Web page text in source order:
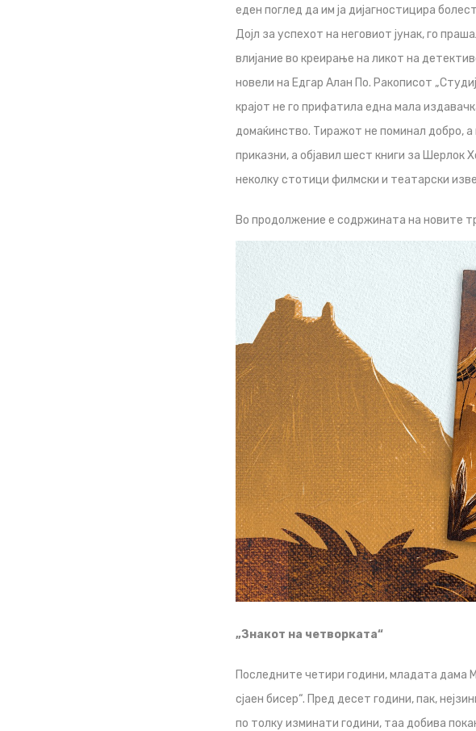
еден поглед да им ја дијагностицира
Дојл за успехот на неговиот јунак, го
влијание во креирање на ликот на
новели на Едгар Алан По. Ракописот
крајот не го прифатила една мала
домаќинство. Тиражот не поминал добро,
приказни, а објавил шест книги за Шерлок
неколку стотици филмски и театарски
Во продолжение е содржината на новите
„Знакот на четворката“
Последните четири години, младата дама
сјаен бисер“. Пред десет години, пак,
по толку изминати години, таа добива